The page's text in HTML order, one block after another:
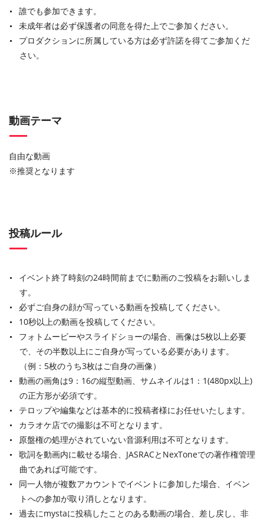
誰でも参加できます。
未成年者は必ず保護者の同意を得た上でご参加ください。
プロダクションに所属している方は必ず許諾を得てご参加くだ
さい。
動画テーマ
自由な動画
※推奨となります
投稿ルール
イベント終了時刻の24時間前までに動画のご投稿をお願いしま
す。
必ずご自身の顔が写っている動画を投稿してください。
10秒以上の動画を投稿してください。
フォトムービーやスライドショーの場合、画像は5枚以上必要
で、その半数以上にご自身が写っている必要があります。
（例：5枚のうち3枚はご自身の画像）
動画の画角は9：16の縦型動画、サムネイルは1：1(480px以上)
の正方形が必須です。
テロップや編集などは基本的に投稿者様にお任せいたします。
カラオケ店での撮影は不可となります。
原盤権の処理がされていない音源利用は不可となります。
歌詞を動画内に載せる場合、JASRACとNexToneでの著作権管理
曲であれば可能です。
同一人物が複数アカウントでイベントに参加した場合、イベン
トへの参加が取り消しとなります。
過去にmystaに投稿したことのある動画の場合、差し戻し、非